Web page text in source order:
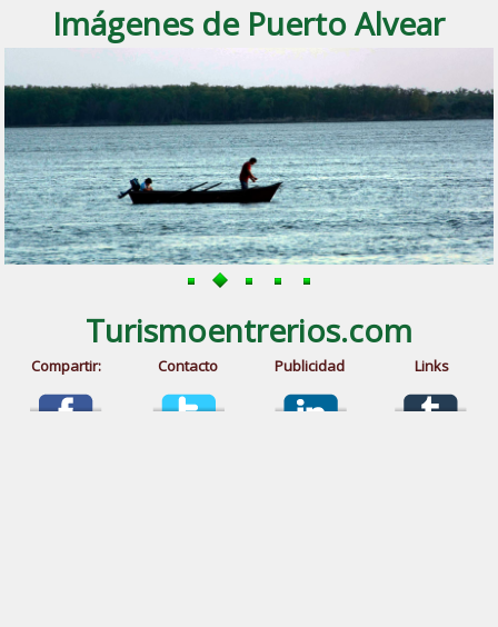
Imágenes de Puerto Alvear
Turismoentrerios.com
Compartir: Contacto Publicidad Links